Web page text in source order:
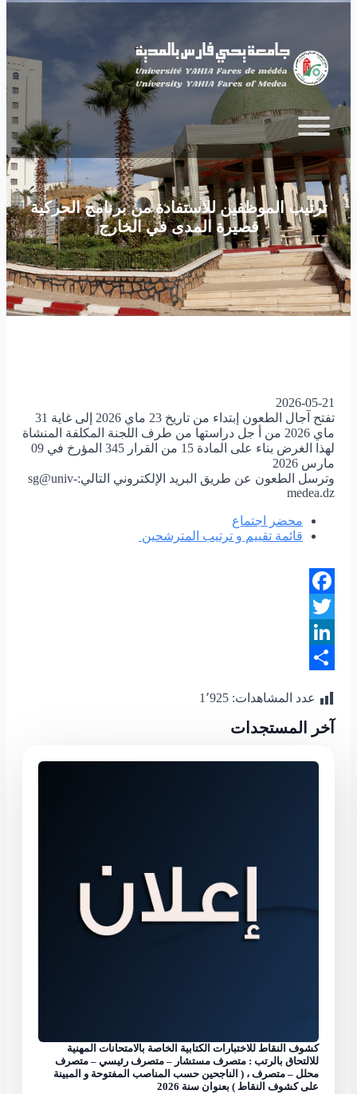
ترتيب الموظفين للاستفادة من برنامج الحركية
قصيرة المدى في الخارج
2026-05-21
تفتح آجال الطعون إبتداء من تاريخ 23 ماي 2026 إلى غاية 31
ماي 2026 من أ جل دراستها من طرف اللجنة المكلفة المنشاة
لهذا الغرض بناء على المادة 15 من القرار 345 المؤرخ في 09
مارس 2026
وترسل الطعون عن طريق البريد الإلكتروني التالي:sg@univ-
medea.dz
محضر اجتماع
قائمة تقييم و ترتيب المترشحين
Facebook
Twitter
LinkedIn
عدد المشاهدات: 1٬925
آخر المستجدات
كشوف النقاط للاختبارات الكتابية الخاصة بالامتحانات المهنية
للالتحاق بالرتب : متصرف مستشار – متصرف رئيسي – متصرف
محلل – متصرف ، ( الناجحين حسب المناصب المفتوحة و المبينة
على كشوف النقاط ) بعنوان سنة 2026